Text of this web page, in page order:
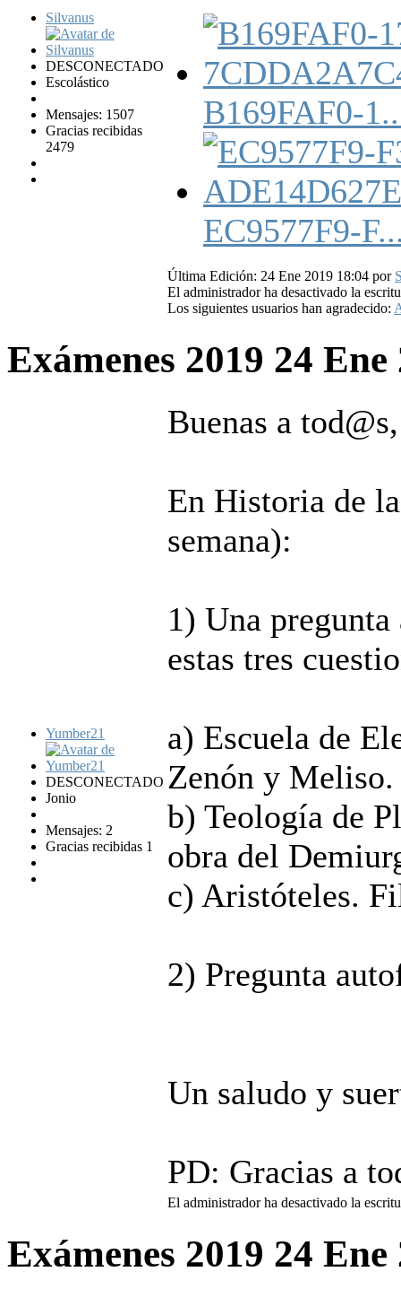
Silvanus
DESCONECTADO
Escolástico
Mensajes: 1507
Gracias recibidas
2479
B169FAF0-
EC9577F9-
Última Edición: 24 Ene 2019 18:04 por
El administrador ha desactivado la
Los siguientes usuarios han agradecido:
Exámenes 2019 24
Yumber21
DESCONECTADO
Jonio
Mensajes: 2
Gracias recibidas 1
Buenas a tod@s,
En Historia de
semana):
1) Una
estas tres
a) Escuela de
Zenón y Meliso.
b) Teología de
obra del
c) Aristóteles.
2) Pregunta
Un saludo y
PD: Gracias a
El administrador ha desactivado la
Exámenes 2019 24